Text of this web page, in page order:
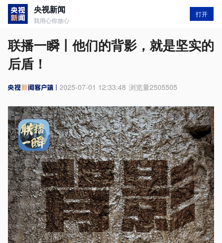
央视新闻
我用心你放心
打开
联播一瞬丨他们的背影，就是坚实的
后盾！
2025-07-01 12:33:48 浏览量2505505